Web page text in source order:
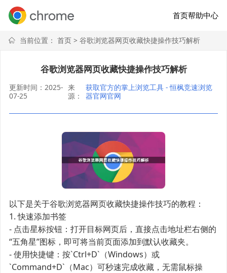
首页帮助中心
当前位置： 首页> 谷歌浏览器网页收藏快捷操作技巧解析
谷歌浏览器网页收藏快捷操作技巧解析
更新时间：2025-
07-25
来
源：
获取官方的掌上浏览工具 - 恒枫竞速浏览
器官网官网
以下是关于谷歌浏览器网页收藏快捷操作技巧的教程：
1. 快速添加书签
- 点击星标按钮：打开目标网页后，直接点击地址栏右侧的
“五角星”图标，即可将当前页面添加到默认收藏夹。
- 使用快捷键：按`Ctrl+D`（Windows）或
`Command+D`（Mac）可秒速完成收藏，无需鼠标操